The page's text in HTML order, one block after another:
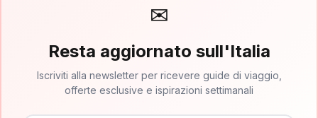
✉
Resta aggiornato sull'Italia
Iscriviti alla newsletter per ricevere guide di viaggio,
offerte esclusive e ispirazioni settimanali